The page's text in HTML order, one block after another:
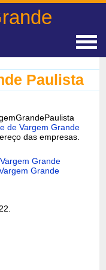
Paulista
de Vargem Grande
das empresas.
Grande
Grande